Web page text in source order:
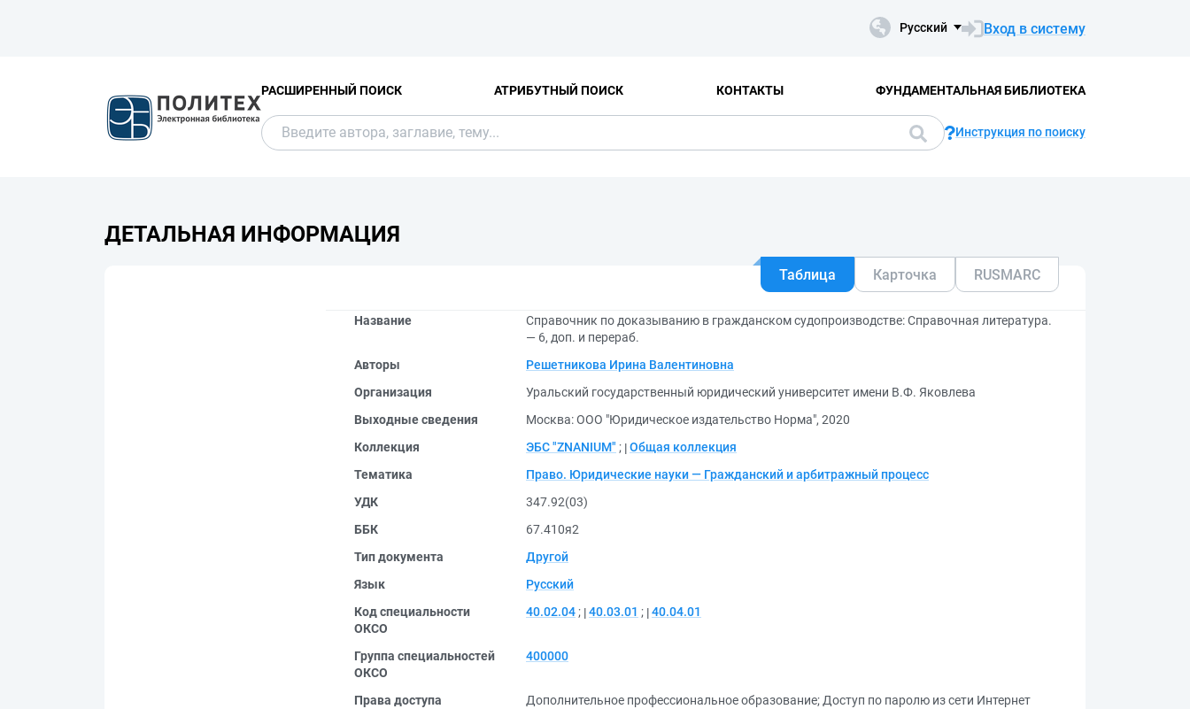
Русский Вход в систему
РАСШИРЕННЫЙ ПОИСК АТРИБУТНЫЙ ПОИСК КОНТАКТЫ ФУНДАМЕНТАЛЬНАЯ БИБЛИОТЕКА
Инструкция по поиску
ДЕТАЛЬНАЯ ИНФОРМАЦИЯ
Таблица Карточка RUSMARC
Название
Справочник по доказыванию в гражданском судопроизводстве: Справочная литература.
— 6, доп. и перераб.
Авторы
Решетникова Ирина Валентиновна
Организация
Уральский государственный юридический университет имени В.Ф. Яковлева
Выходные сведения
Москва: ООО "Юридическое издательство Норма", 2020
Коллекция
ЭБС "ZNANIUM" ; Общая коллекция
Тематика
Право. Юридические науки — Гражданский и арбитражный процесс
УДК
347.92(03)
ББК
67.410я2
Тип документа
Другой
Язык
Русский
Код специальности
ОКСО
40.02.04 ; 40.03.01 ; 40.04.01
Группа специальностей
ОКСО
400000
Права доступа Дополнительное профессиональное образование; Доступ по паролю из сети Интернет